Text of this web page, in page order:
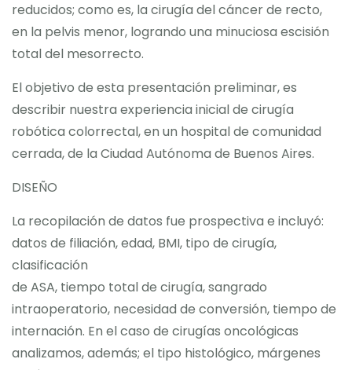
reducidos; como es, la cirugía del cáncer de recto,
en la pelvis menor, logrando una minuciosa escisión
total del mesorrecto.
El objetivo de esta presentación preliminar, es
describir nuestra experiencia inicial de cirugía
robótica colorrectal, en un hospital de comunidad
cerrada, de la Ciudad Autónoma de Buenos Aires.
DISEÑO
La recopilación de datos fue prospectiva e incluyó:
datos de filiación, edad, BMI, tipo de cirugía,
clasificación
de ASA, tiempo total de cirugía, sangrado
intraoperatorio, necesidad de conversión, tiempo de
internación. En el caso de cirugías oncológicas
analizamos, además; el tipo histológico, márgenes